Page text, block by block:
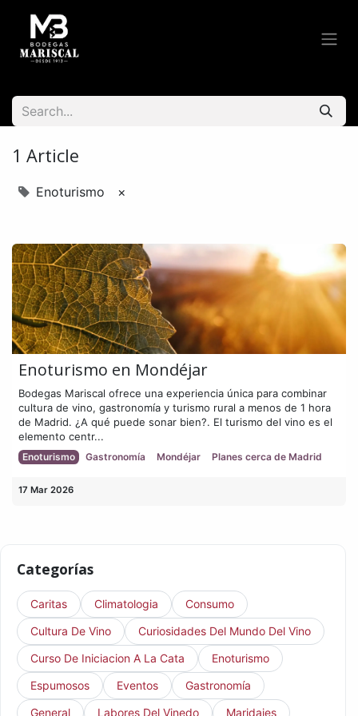
1 Article
Enoturismo ×
Enoturismo en Mondéjar
Bodegas Mariscal ofrece una experiencia única para combinar
cultura de vino, gastronomía y turismo rural a menos de 1 hora
de Madrid. ¿A qué puede sonar bien?. El turismo del vino es el
elemento centr...
Enoturismo Gastronomía Mondéjar Planes cerca de Madrid
17 Mar 2026
Categorías
Caritas Climatologia
Consumo
Cultura De Vino
Curiosidades Del Mundo Del Vino
Curso De Iniciacion A La Cata
Enoturismo
Espumosos
Eventos
Gastronomía
General
Labores Del Vinedo Maridajes